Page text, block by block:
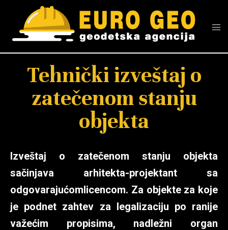
Tehnički izveštaj o
zatečenom stanju
objekta
Izveštaj o zatečenom stanju objekta
sačinjava arhitekta-projektant sa
odgovarajućomlicencom. Za objekte za koje
je podnet zahtev za legalizaciju po ranije
važećim propisima, nadležni organ